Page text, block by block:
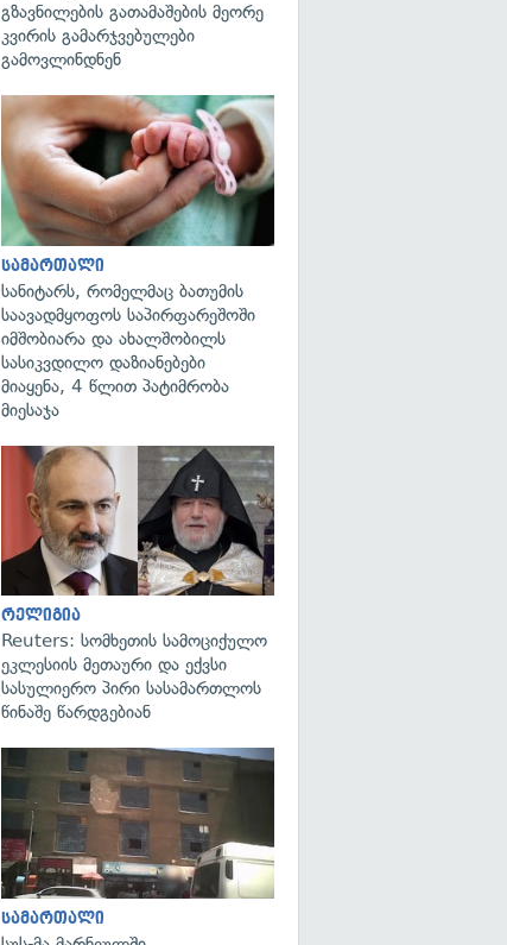
გზავნილების გათამაშების მეორე
კვირის გამარჯვებულები
გამოვლინდნენ
სამართალი
სანიტარს, რომელმაც ბათუმის
საავადმყოფოს საპირფარეშოში
იმშობიარა და ახალშობილს
სასიკვდილო დაზიანებები
მიაყენა, 4 წლით პატიმრობა
მიესაჯა
რელიგია
Reuters: სომხეთის სამოციქულო
ეკლესიის მეთაური და ექვსი
სასულიერო პირი სასამართლოს
წინაშე წარდგებიან
სამართალი